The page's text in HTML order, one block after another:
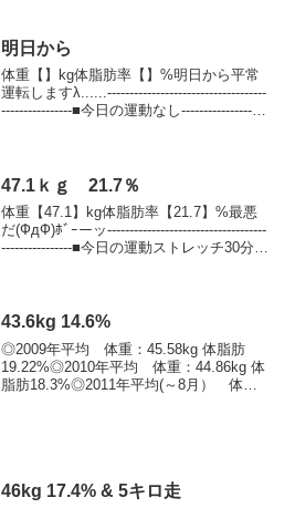
明日から
体重【】kg体脂肪率【】%明日から平常
運転しますλ......------------------------------------
----------------■今日の運動なし--------------------
47.1ｋｇ 21.7％
体重【47.1】kg体脂肪率【21.7】%最悪
だ(ФдФ)ﾎﾞｰーッ------------------------------------
----------------■今日の運動ストレッチ30分
43.6kg 14.6%
◎2009年平均 体重：45.58kg 体脂肪
19.22%◎2010年平均 体重：44.86kg 体
脂肪18.3%◎2011年平均(～8月） 体
46kg 17.4% & 5キロ走